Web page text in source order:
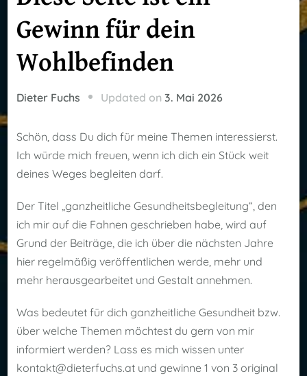
Gewinn für dein
Wohlbefinden
Dieter Fuchs Updated on 3. Mai 2026
Schön, dass Du dich für meine Themen interessierst.
Ich würde mich freuen, wenn ich dich ein Stück weit
deines Weges begleiten darf.
Der Titel „ganzheitliche Gesundheitsbegleitung“, den
ich mir auf die Fahnen geschrieben habe, wird auf
Grund der Beiträge, die ich über die nächsten Jahre
hier regelmäßig veröffentlichen werde, mehr und
mehr herausgearbeitet und Gestalt annehmen.
Was bedeutet für dich ganzheitliche Gesundheit bzw.
über welche Themen möchtest du gern von mir
informiert werden? Lass es mich wissen unter
kontakt@dieterfuchs.at und gewinne 1 von 3 original